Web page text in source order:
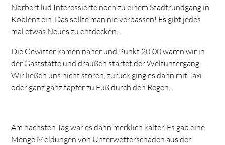
Norbert lud Interessierte noch zu einem Stadtrundgang in
Koblenz ein. Das sollte man nie verpassen! Es gibt jedes
mal etwas Neues zu entdecken.
Die Gewitter kamen näher und Punkt 20:00 waren wir in
der Gaststätte und draußen startet der Weltuntergang.
Wir ließen uns nicht stören, zurück ging es dann mit Taxi
oder ganz ganz tapfer zu Fuß durch den Regen.
Am nächsten Tag war es dann merklich kälter. Es gab eine
Menge Meldungen von Unterwetterschäden aus der